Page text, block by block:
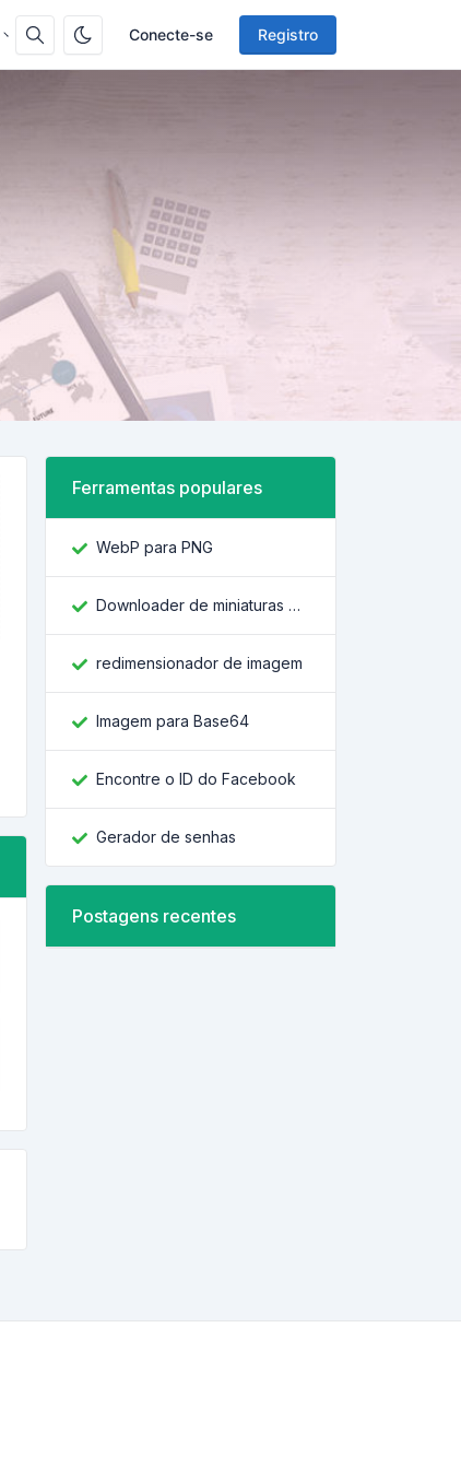
Conecte-se Registro
Ferramentas populares
WebP para PNG
Downloader de miniaturas do YouTube
redimensionador de imagem
Imagem para Base64
Encontre o ID do Facebook
Gerador de senhas
Postagens recentes